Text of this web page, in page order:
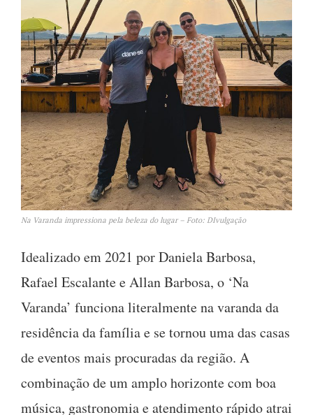
Na Varanda impressiona pela beleza do lugar – Foto: DIvulgação
Idealizado em 2021 por Daniela Barbosa,
Rafael Escalante e Allan Barbosa, o ‘Na
Varanda’ funciona literalmente na varanda da
residência da família e se tornou uma das casas
de eventos mais procuradas da região. A
combinação de um amplo horizonte com boa
música, gastronomia e atendimento rápido atrai